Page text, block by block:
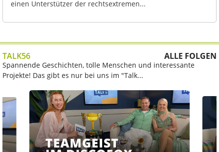
einen Unterstützer der rechtsextremen...
TALK56 ALLE FOLGEN
Spannende Geschichten, tolle Menschen und interessante
Projekte! Das gibt es nur bei uns im "Talk...